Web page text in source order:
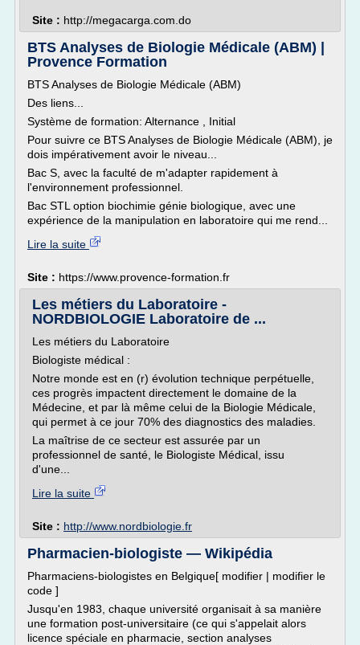
Site : http://megacarga.com.do
BTS Analyses de Biologie Médicale (ABM) |
Provence Formation
BTS Analyses de Biologie Médicale (ABM)
Des liens...
Système de formation: Alternance , Initial
Pour suivre ce BTS Analyses de Biologie Médicale (ABM), je
dois impérativement avoir le niveau...
Bac S, avec la faculté de m'adapter rapidement à
l'environnement professionnel.
Bac STL option biochimie génie biologique, avec une
expérience de la manipulation en laboratoire qui me rend...
Lire la suite
Site : https://www.provence-formation.fr
Les métiers du Laboratoire -
NORDBIOLOGIE Laboratoire de ...
Les métiers du Laboratoire
Biologiste médical :
Notre monde est en (r) évolution technique perpétuelle,
ces progrès impactent directement le domaine de la
Médecine, et par là même celui de la Biologie Médicale,
qui permet à ce jour 70% des diagnostics des maladies.
La maîtrise de ce secteur est assurée par un
professionnel de santé, le Biologiste Médical, issu
d'une...
Lire la suite
Site : http://www.nordbiologie.fr
Pharmacien-biologiste — Wikipédia
Pharmaciens-biologistes en Belgique[ modifier | modifier le
code ]
Jusqu'en 1983, chaque université organisait à sa manière
une formation post-universitaire (ce qui s'appelait alors
licence spéciale en pharmacie, section analyses